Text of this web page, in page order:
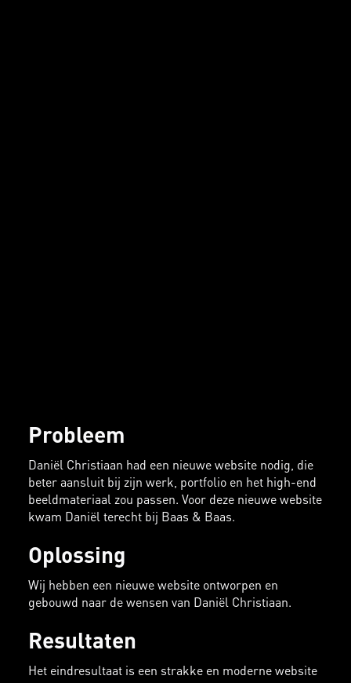
Probleem
Daniël Christiaan had een nieuwe website nodig, die
beter aansluit bij zijn werk, portfolio en het high-end
beeldmateriaal zou passen. Voor deze nieuwe website
kwam Daniël terecht bij Baas & Baas.
Oplossing
Wij hebben een nieuwe website ontworpen en
gebouwd naar de wensen van Daniël Christiaan.
Resultaten
Het eindresultaat is een strakke en moderne website